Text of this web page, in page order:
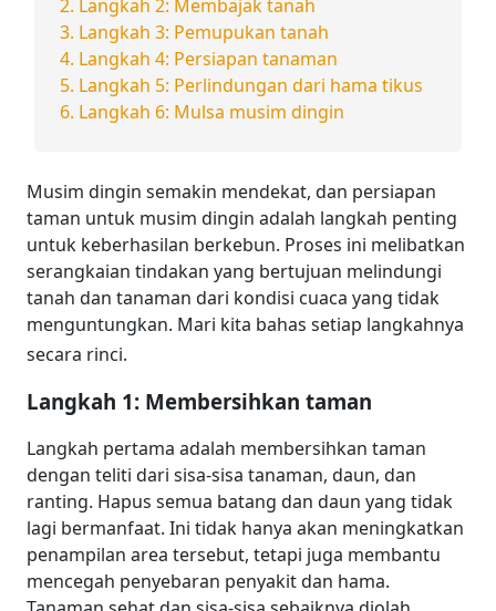
Langkah 2: Membajak tanah
Langkah 3: Pemupukan tanah
Langkah 4: Persiapan tanaman
Langkah 5: Perlindungan dari hama tikus
Langkah 6: Mulsa musim dingin
Musim dingin semakin mendekat, dan persiapan
taman untuk musim dingin adalah langkah penting
untuk keberhasilan berkebun. Proses ini melibatkan
serangkaian tindakan yang bertujuan melindungi
tanah dan tanaman dari kondisi cuaca yang tidak
menguntungkan. Mari kita bahas setiap langkahnya
secara rinci.
Langkah 1: Membersihkan taman
Langkah pertama adalah membersihkan taman
dengan teliti dari sisa-sisa tanaman, daun, dan
ranting. Hapus semua batang dan daun yang tidak
lagi bermanfaat. Ini tidak hanya akan meningkatkan
penampilan area tersebut, tetapi juga membantu
mencegah penyebaran penyakit dan hama.